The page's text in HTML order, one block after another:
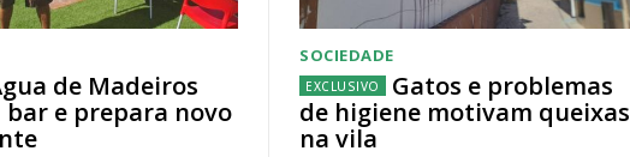
de Madeiros
e prepara novo
SOCIEDADE
Gatos e problemas
de higiene motivam queixas
na vila